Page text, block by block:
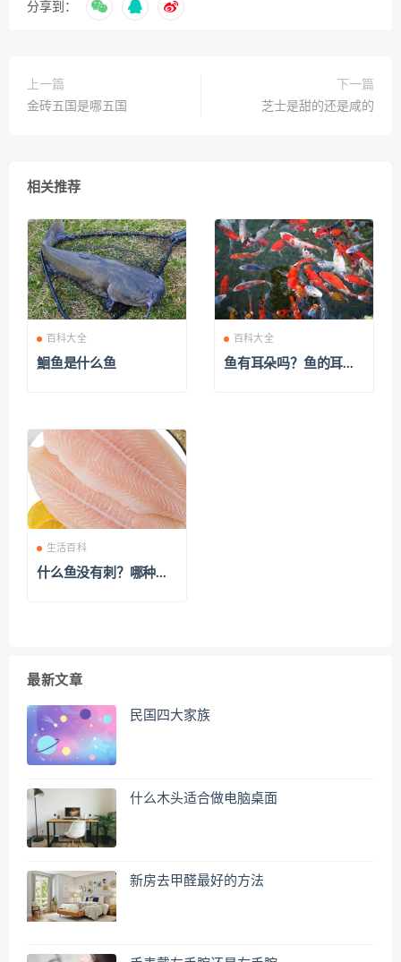
分享到：
上一篇
金砖五国是哪五国
下一篇
芝士是甜的还是咸的
相关推荐
百科大全
鮰鱼是什么鱼
百科大全
鱼有耳朵吗？鱼的耳朵
生活百科
什么鱼没有刺？哪种鱼
最新文章
民国四大家族
什么木头适合做电脑桌面
新房去甲醛最好的方法